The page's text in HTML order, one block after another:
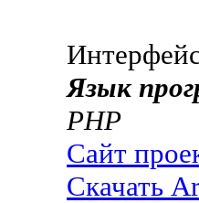
Язык
PHP
Сайт
Скачать